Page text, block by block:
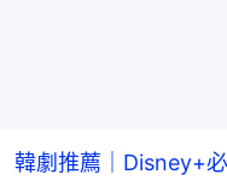
韓劇推薦｜Disney+